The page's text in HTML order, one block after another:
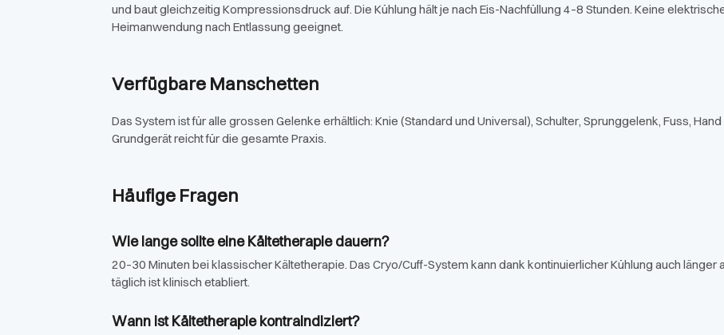
und baut gleichzeitig Kompressionsdruck auf. Die Kühlung hält je nach Eis-Nachfüllung 4–8 Stunden. Keine
Heimanwendung nach Entlassung geeignet.
Verfügbare Manschetten
Das System ist für alle grossen Gelenke erhältlich: Knie (Standard und Universal), Schulter, Sprunggelenk, Fuss,
Grundgerät reicht für die gesamte Praxis.
Häufige Fragen
Wie lange sollte eine Kältetherapie dauern?
20–30 Minuten bei klassischer Kältetherapie. Das Cryo/Cuff-System kann dank kontinuierlicher Kühlung auch
täglich ist klinisch etabliert.
Wann ist Kältetherapie kontraindiziert?